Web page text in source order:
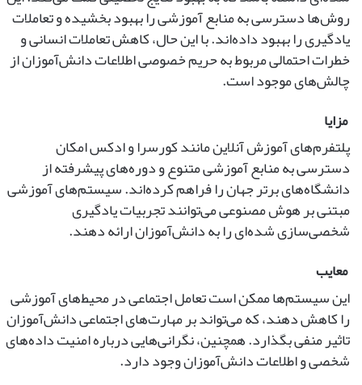
روش‌ها دسترسی به منابع آموزشی را بهبود بخشیده و تعاملات
یادگیری را بهبود داده‌اند. با این حال، کاهش تعاملات انسانی و
خطرات احتمالی مربوط به حریم خصوصی اطلاعات دانش‌آموزان از
چالش‌های موجود است.
مزایا
پلتفرم‌های آموزش آنلاین مانند کورسرا و ادکس امکان
دسترسی به منابع آموزشی متنوع و دوره‌های پیشرفته از
دانشگاه‌های برتر جهان را فراهم کرده‌اند. سیستم‌های آموزشی
مبتنی بر هوش مصنوعی می‌توانند تجربیات یادگیری
شخصی‌سازی شده‌ای را به دانش‌آموزان ارائه دهند.
معایب
این سیستم‌ها ممکن است تعامل اجتماعی در محیط‌های آموزشی
را کاهش دهند، که می‌تواند بر مهارت‌های اجتماعی دانش‌آموزان
تاثیر منفی بگذارد. همچنین، نگرانی‌هایی درباره امنیت داده‌های
شخصی و اطلاعات دانش‌آموزان وجود دارد.